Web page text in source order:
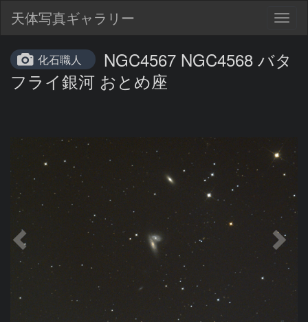
天体写真ギャラリー
化石職人
NGC4567 NGC4568 バタ
フライ銀河 おとめ座